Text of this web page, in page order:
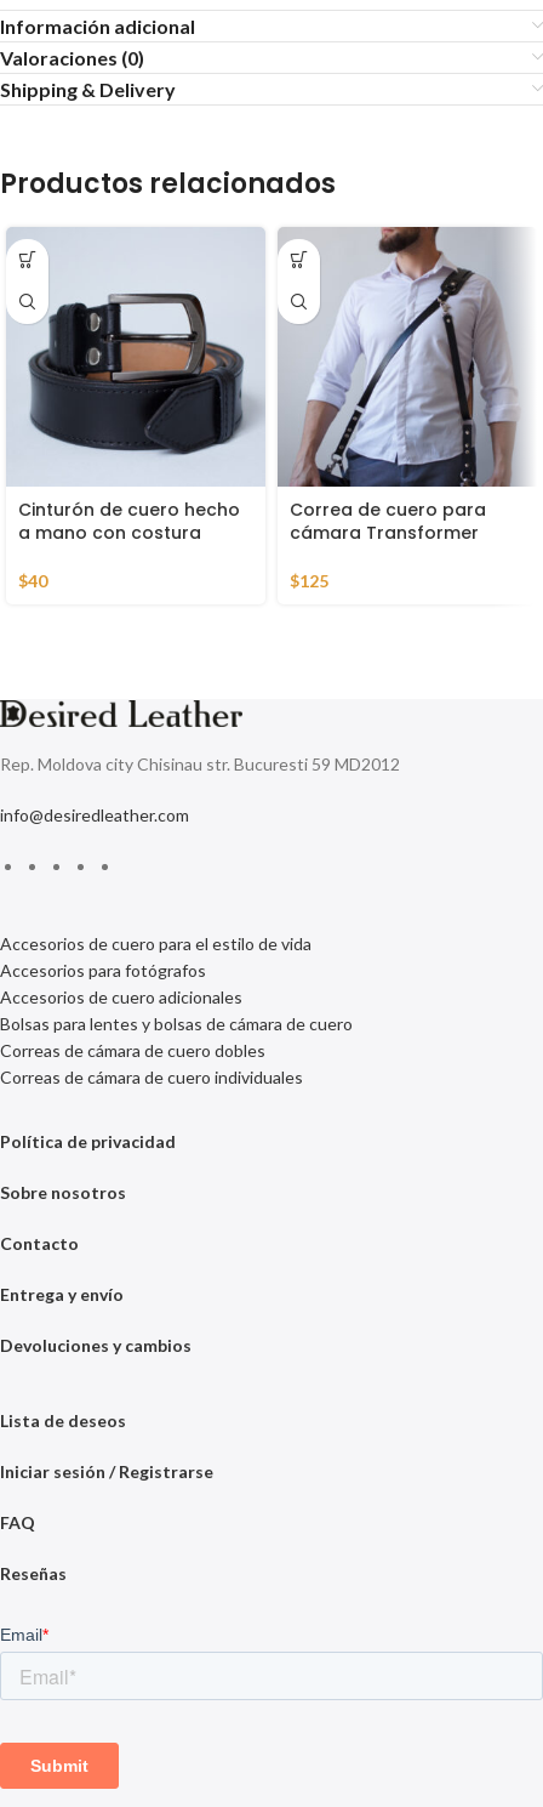
Información adicional
Valoraciones (0)
Shipping & Delivery
Productos relacionados
Cinturón de cuero hecho
a mano con costura
$40
Correa de cuero para
cámara Transformer
$125
Rep. Moldova city Chisinau str. Bucuresti 59 MD2012
info@desiredleather.com
Accesorios de cuero para el estilo de vida
Accesorios para fotógrafos
Accesorios de cuero adicionales
Bolsas para lentes y bolsas de cámara de cuero
Correas de cámara de cuero dobles
Correas de cámara de cuero individuales
Política de privacidad
Sobre nosotros
Contacto
Entrega y envío
Devoluciones y cambios
Lista de deseos
Iniciar sesión / Registrarse
FAQ
Reseñas